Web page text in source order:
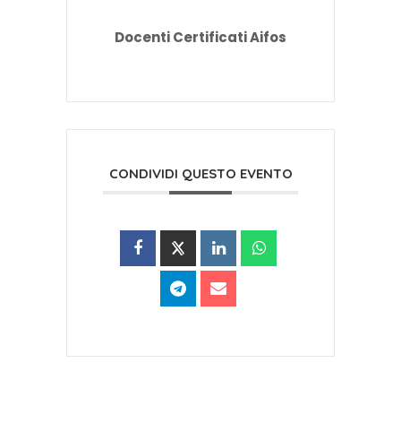
Docenti Certificati Aifos
CONDIVIDI QUESTO EVENTO